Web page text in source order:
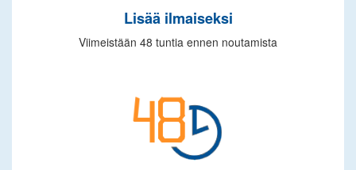
Lisää ilmaiseksi
Viimeistään 48 tuntia ennen noutamista